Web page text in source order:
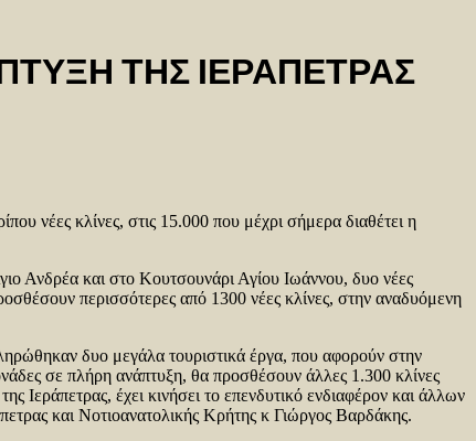
ΤΗΣ ΙΕΡΑΠΕΤΡΑΣ
νέες κλίνες, στις 15.000 που μέχρι σήμερα διαθέτει η
Ανδρέα και στο Κουτσουνάρι Αγίου Ιωάννου, δυο νέες
περισσότερες από 1300 νέες κλίνες, στην αναδυόμενη
δυο μεγάλα τουριστικά έργα, που αφορούν στην
σε πλήρη ανάπτυξη, θα προσθέσουν άλλες 1.300 κλίνες
Ιεράπετρας, έχει κινήσει το επενδυτικό ενδιαφέρον και άλλων
και Νοτιοανατολικής Κρήτης κ Γιώργος Βαρδάκης.